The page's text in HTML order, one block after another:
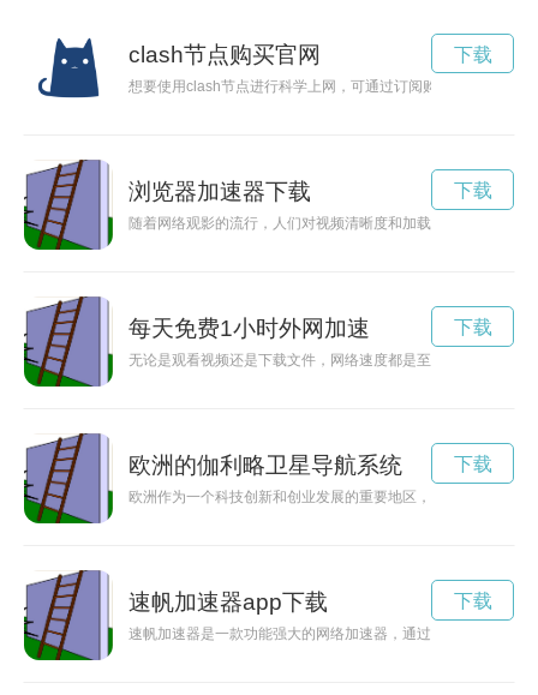
clash节点购买官网
想要使用clash节点进行科学上网，可通过订阅购买的方式实现
下载
浏览器加速器下载
随着网络观影的流行，人们对视频清晰度和加载速度的要求也
下载
每天免费1小时外网加速
无论是观看视频还是下载文件，网络速度都是至关重要的。现
下载
欧洲的伽利略卫星导航系统
欧洲作为一个科技创新和创业发展的重要地区，拥有众多高效
下载
速帆加速器app下载
速帆加速器是一款功能强大的网络加速器，通过官网提供的下
下载